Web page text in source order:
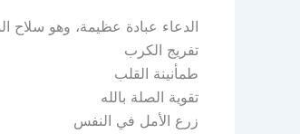
الدعاء عبادة عظيمة، وهو سلاح
تفريج الكرب
طمأنينة القلب
تقوية الصلة بالله
زرع الأمل في النفس